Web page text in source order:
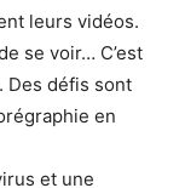
leurs vidéos.
se voir… C’est
Des défis sont
en
et une